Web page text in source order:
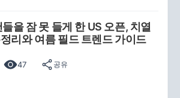
을 잠 못 들게 한 US 오픈, 치열
리와 여름 필드 트렌드 가이드
47 공유